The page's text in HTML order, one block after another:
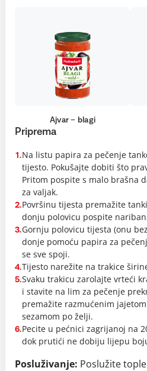
Ajvar – blagi
Priprema
1.Na listu papira za pečenje
tijesto. Pokušajte dobiti što
Pritom pospite s malo brašna
za valjak.
2.Površinu tijesta premažite
donju polovicu pospite
3.Gornju polovicu tijesta (onu
donje pomoću papira za
se sve spoji.
4.Tijesto narežite na trakice
5.Svaku trakicu zarolajte vrteći
i stavite na lim za pečenje
premažite razmućenim
sezamom po želji.
6.Pecite u pećnici zagrijanoj na
dok prutići ne dobiju lijepu
Posluživanje: Poslužite